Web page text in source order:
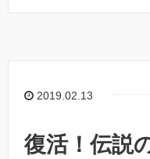
2019.02.13
復活！伝説